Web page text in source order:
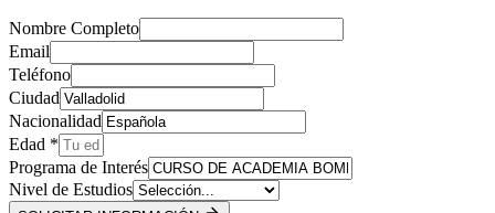
Nombre Completo
Email
Teléfono
Ciudad
Nacionalidad
Edad *
Programa de Interés
Nivel de Estudios